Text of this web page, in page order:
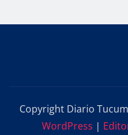
Copyright Diario
WordPress |